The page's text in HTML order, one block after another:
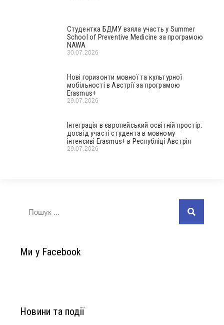
Студентка БДМУ взяла участь у Summer
School of Preventive Medicine за програмою
NAWA
30.07.2026
Нові горизонти мовної та культурної
мобільності в Австрії за програмою
Erasmus+
29.07.2026
Інтеграція в європейський освітній простір:
досвід участі студента в мовному
інтенсиві Erasmus+ в Республіці Австрія
29.07.2026
Ми у Facebook
Новини та події